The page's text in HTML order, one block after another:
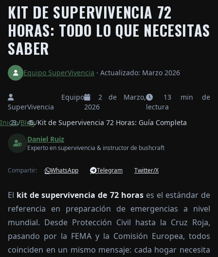
KIT DE SUPERVIVENCIA 72
HORAS: TODO LO QUE NECESITAS
SABER
Equipo SuperVivencia · Actualizado: Marzo 2026
Equipo
SuperVivencia
2 de Marzo,
2026
13 min de
lectura
Inicio/Blog/Kit de Supervivencia 72 Horas: Guía Completa
Daniel Ruiz
Experto en supervivencia & instructor de bushcraft
Compartir: WhatsApp Telegram Twitter/X
El kit de supervivencia de 72 horases el estándar de
referencia en preparación de emergencias a nivel
mundial. Desde Protección Civil hasta la Cruz Roja,
pasando por la FEMA y la Comisión Europea, todos
coinciden en un mismo mensaje: cada hogar necesita